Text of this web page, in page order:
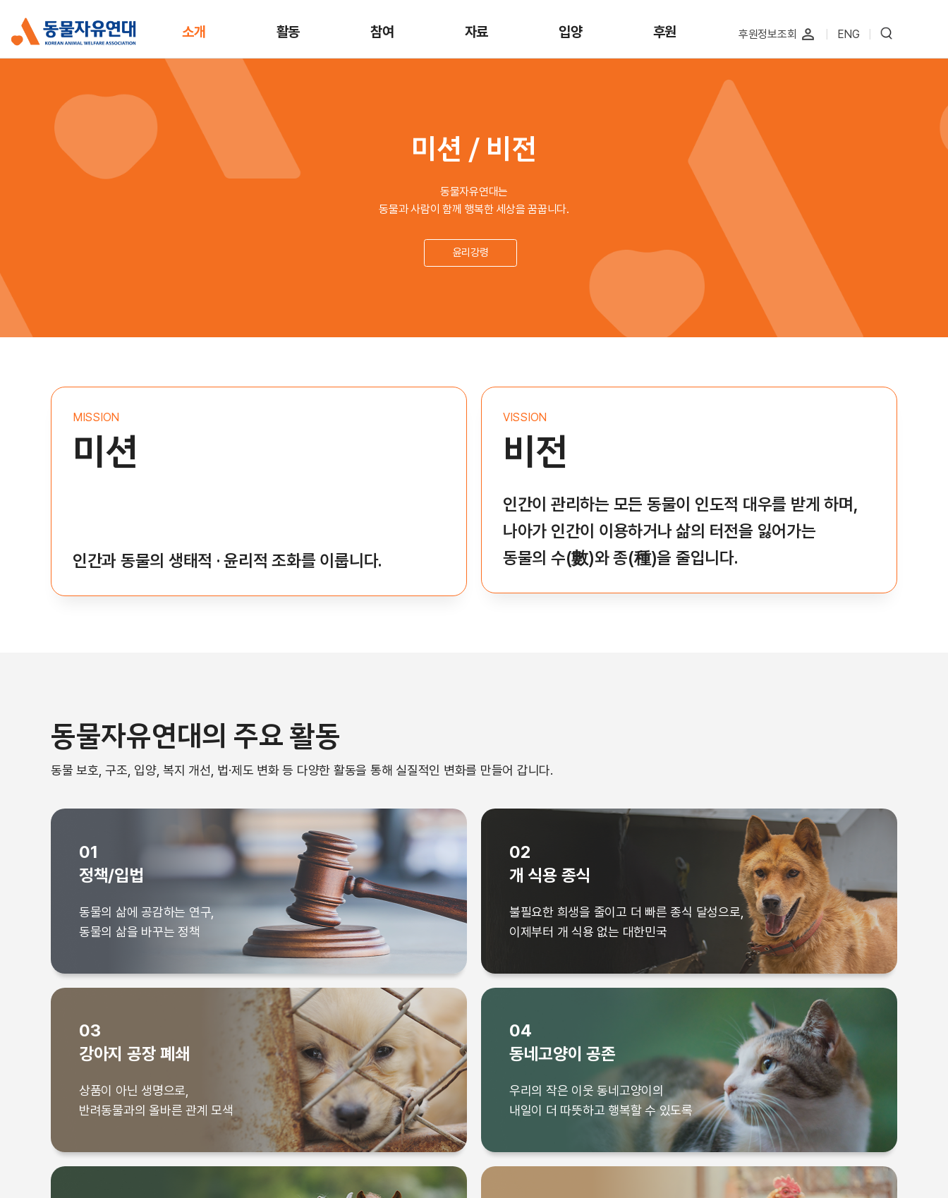
소개 활동 참여 자료 입양 후원 후원정보조회 perm_identity ENG
미션 / 비전
동물자유연대는
동물과 사람이 함께 행복한 세상을 꿈꿉니다.
윤리강령
MISSION
미션
인간과 동물의 생태적 · 윤리적 조화를 이룹니다.
VISSION
비전
인간이 관리하는 모든 동물이 인도적 대우를 받게 하며,
나아가 인간이 이용하거나 삶의 터전을 잃어가는
동물의 수(數)와 종(種)을 줄입니다.
동물자유연대의 주요 활동
동물 보호, 구조, 입양, 복지 개선, 법·제도 변화 등 다양한 활동을 통해 실질적인 변화를 만들어 갑니다.
01
정책/입법
동물의 삶에 공감하는 연구,
동물의 삶을 바꾸는 정책
반려동물과의 올바른 관계 모색
02
개 식용 종식
불필요한 희생을 줄이고 더 빠른 종식 달성으로,
이제부터 개 식용 없는 대한민국
불필요한 희생을 줄이고 더 빠른 종식 달성으로,
이제부터 개 식용 없는 대한민국
03
강아지 공장 폐쇄
상품이 아닌 생명으로,
반려동물과의 올바른 관계 모색
04
동네고양이 공존
우리의 작은 이웃 동네고양이의
내일이 더 따뜻하고 행복할 수 있도록